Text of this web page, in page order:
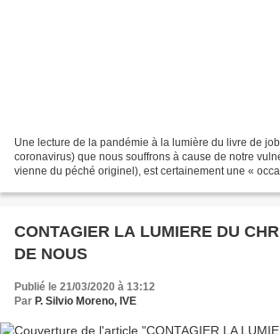
Une lecture de la pandémie à la lumière du livre de
coronavirus) que nous souffrons à cause de notre
vienne du péché originel), est certainement une «
CONTAGIER LA LUMIERE DU
DE NOUS
Publié le 21/03/2020 à 13:12
Par P. Silvio Moreno, IVE